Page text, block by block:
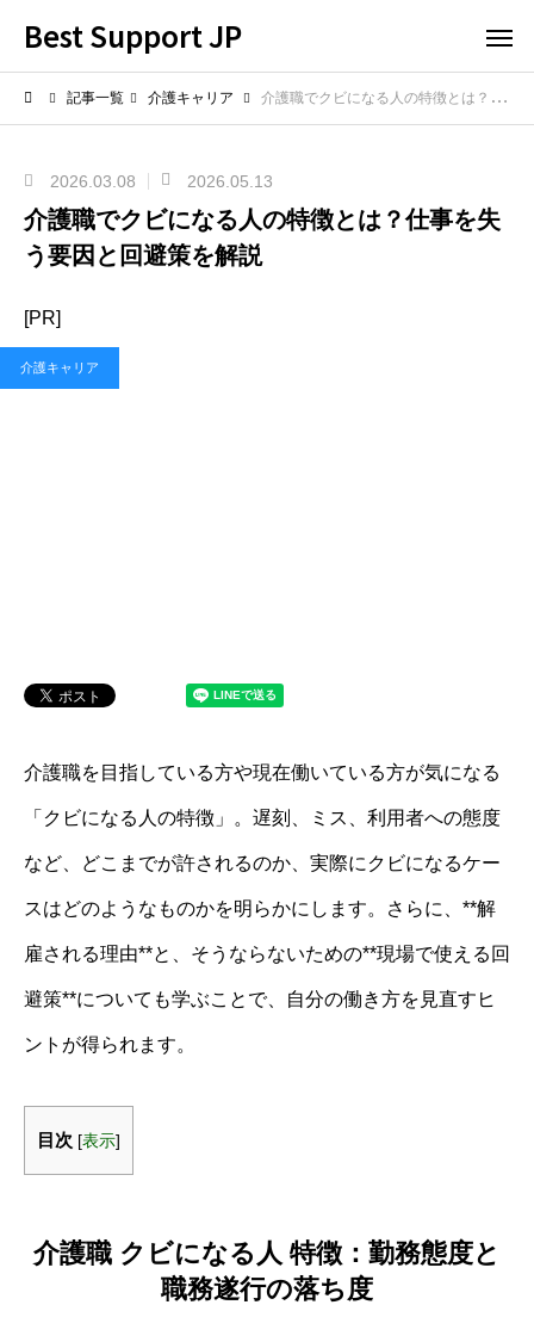
Best Support JP
記事一覧 介護キャリア 介護職でクビになる人の特徴とは？仕事を失う要因と回避策を解説
2026.03.08 2026.05.13
介護職でクビになる人の特徴とは？仕事を失
う要因と回避策を解説
[PR]
介護キャリア
介護職を目指している方や現在働いている方が気になる
「クビになる人の特徴」。遅刻、ミス、利用者への態度
など、どこまでが許されるのか、実際にクビになるケー
スはどのようなものかを明らかにします。さらに、**解
雇される理由**と、そうならないための**現場で使える回
避策**についても学ぶことで、自分の働き方を見直すヒ
ントが得られます。
目次 [表示]
介護職 クビになる人 特徴：勤務態度と
職務遂行の落ち度